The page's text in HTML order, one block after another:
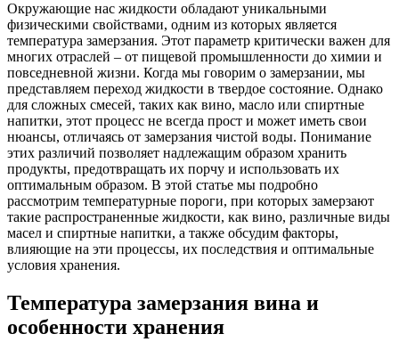
Окружающие нас жидкости обладают уникальными
физическими свойствами, одним из которых является
температура замерзания. Этот параметр критически важен для
многих отраслей – от пищевой промышленности до химии и
повседневной жизни. Когда мы говорим о замерзании, мы
представляем переход жидкости в твердое состояние. Однако
для сложных смесей, таких как вино, масло или спиртные
напитки, этот процесс не всегда прост и может иметь свои
нюансы, отличаясь от замерзания чистой воды. Понимание
этих различий позволяет надлежащим образом хранить
продукты, предотвращать их порчу и использовать их
оптимальным образом. В этой статье мы подробно
рассмотрим температурные пороги, при которых замерзают
такие распространенные жидкости, как вино, различные виды
масел и спиртные напитки, а также обсудим факторы,
влияющие на эти процессы, их последствия и оптимальные
условия хранения.
Температура замерзания вина и
особенности хранения